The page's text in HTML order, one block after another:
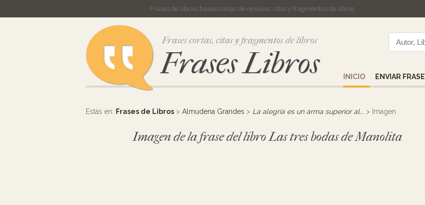
Frases de libros, frases cortas de novelas, citas y fragmentos de libros
Frases cortas, citas y fragmentos de libros
Frases Libros INICIO ENVIAR FRASE
Estás en: Frases de Libros > Almudena Grandes > La alegría es un arma superior al... > Imagen
Imagen de la frase del libro Las tres bodas de Manolita